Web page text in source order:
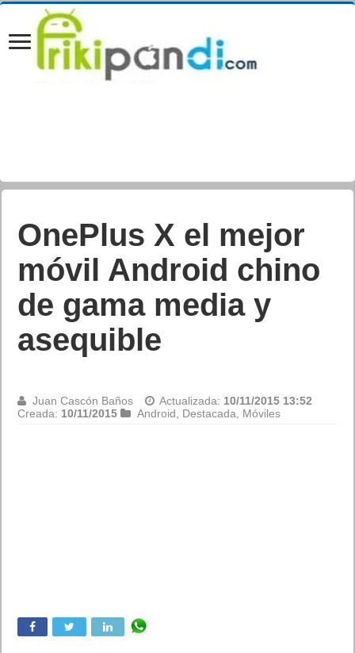
OnePlus X el mejor
móvil Android chino
de gama media y
asequible
Juan Cascón Baños Actualizada: 10/11/2015 13:52
Creada: 10/11/2015 Android Destacada Móviles